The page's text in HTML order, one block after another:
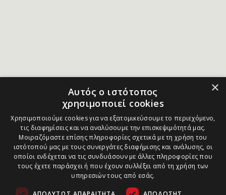
×
Αυτός ο ιστότοπος
χρησιμοποιεί cookies
Χρησιμοποιούμε cookies για να εξατομικεύσουμε το περιεχόμενο,
τις διαφημίσεις και να αναλύσουμε την επισκεψιμότητά μας.
Μοιραζόμαστε επίσης πληροφορίες σχετικά με τη χρήση του
ιστότοπού μας με τους συνεργάτες διαφήμισης και ανάλυσης, οι
οποίοι ενδέχεται να τις συνδυάσουν με άλλες πληροφορίες που
τους έχετε παράσχει ή που έχουν συλλέξει από τη χρήση των
υπηρεσιών τους από εσάς.